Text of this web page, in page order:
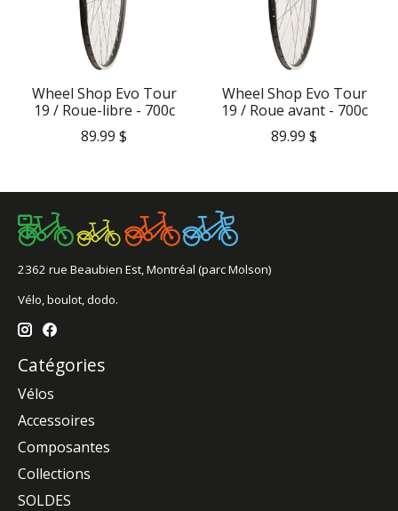
Wheel Shop Evo Tour
19 / Roue-libre - 700c
89.99 $
Wheel Shop Evo Tour
19 / Roue avant - 700c
89.99 $
2362 rue Beaubien Est, Montréal (parc Molson)
Vélo, boulot, dodo.
Catégories
Vélos
Accessoires
Composantes
Collections
SOLDES